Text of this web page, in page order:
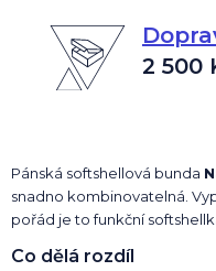
2 500
Pánská softshellová bunda
snadno kombinovatelná.
pořád je to funkční
Co dělá rozdíl